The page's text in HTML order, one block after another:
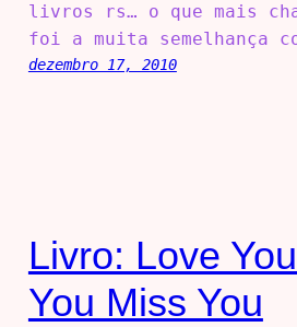
livros rs… o que mais
foi a muita semelhança
dezembro 17, 2010
Livro: Love
You Miss You